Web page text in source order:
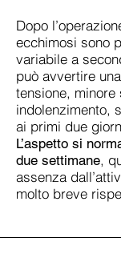
Dopo
ecchimosi sono
variabile a
può avvertire
tensione,
indolenzimento,
ai primi due
L’aspetto si
due settimane,
assenza
molto breve